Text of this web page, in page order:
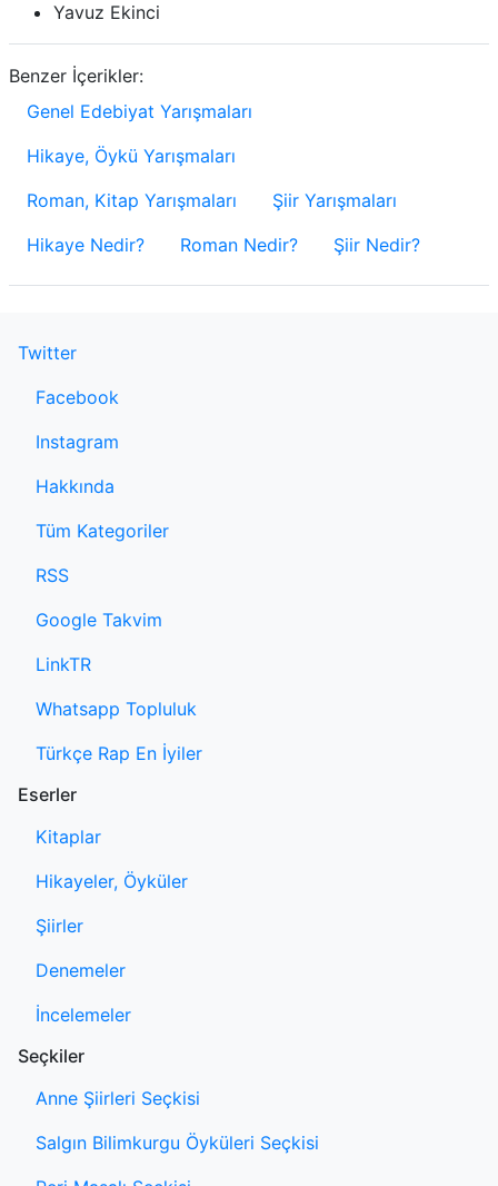
Yavuz Ekinci
Benzer İçerikler:
Genel Edebiyat Yarışmaları
Hikaye, Öykü Yarışmaları
Roman, Kitap Yarışmaları
Şiir Yarışmaları
Hikaye Nedir?
Roman Nedir? Şiir Nedir?
Twitter
Facebook
Instagram
Hakkında
Tüm Kategoriler
RSS
Google Takvim
LinkTR
Whatsapp Topluluk
Türkçe Rap En İyiler
Eserler
Kitaplar
Hikayeler, Öyküler
Şiirler
Denemeler
İncelemeler
Seçkiler
Anne Şiirleri Seçkisi
Salgın Bilimkurgu Öyküleri Seçkisi